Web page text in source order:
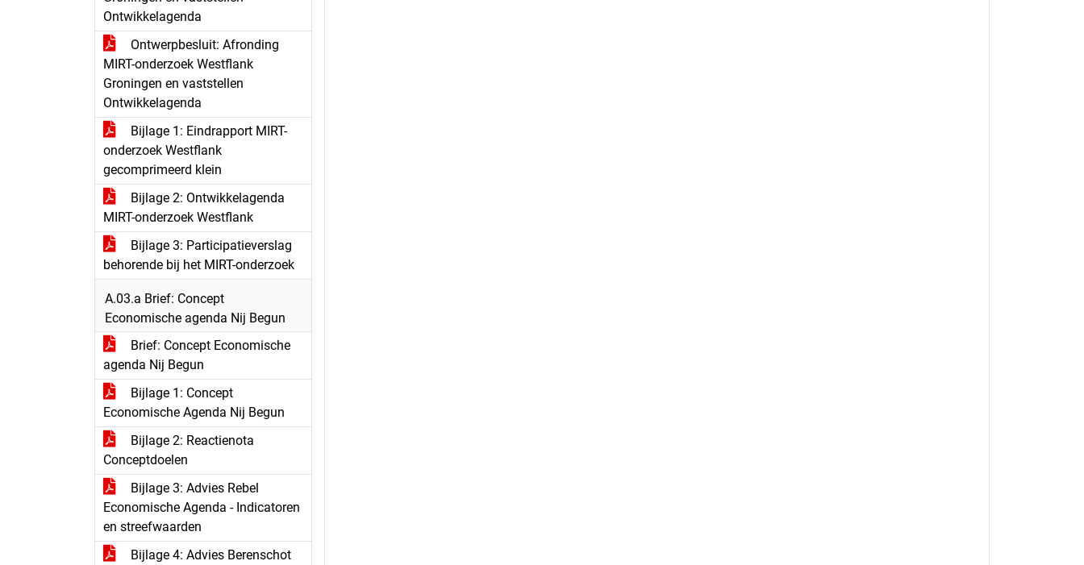
Ontwikkelagenda
Ontwerpbesluit: Afronding
MIRT-onderzoek Westflank
Groningen en vaststellen
Ontwikkelagenda
Bijlage 1: Eindrapport MIRT-
onderzoek Westflank
gecomprimeerd klein
Bijlage 2: Ontwikkelagenda
MIRT-onderzoek Westflank
Bijlage 3: Participatieverslag
behorende bij het MIRT-onderzoek
A.03.a Brief: Concept
Economische agenda Nij Begun
Brief: Concept Economische
agenda Nij Begun
Bijlage 1: Concept
Economische Agenda Nij Begun
Bijlage 2: Reactienota
Conceptdoelen
Bijlage 3: Advies Rebel
Economische Agenda - Indicatoren
en streefwaarden
Bijlage 4: Advies Berenschot